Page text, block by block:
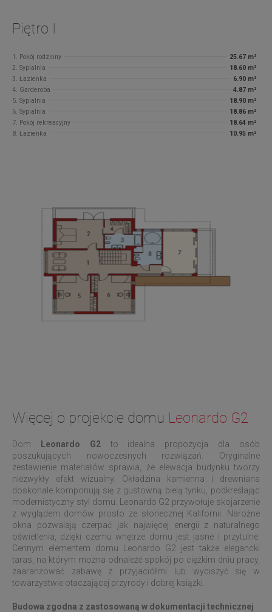
Piętro I
1. Pokój rodzinny
25.67 m²
2. Sypialnia
18.60 m²
3. Łazienka
6.90 m²
4. Garderoba
4.87 m²
5. Sypialnia
18.90 m²
6. Sypialnia
18.86 m²
7. Pokój rekreacyjny
18.64 m²
8. Łazienka
10.95 m²
Więcej o projekcie domu Leonardo G2
Dom Leonardo G2to idealna propozycja dla osób
poszukujących nowoczesnych rozwiązań. Oryginalne
zestawienie materiałów sprawia, że elewacja budynku tworzy
niezwykły efekt wizualny. Okładzina kamienna i drewniana
doskonale komponują się z gustowną bielą tynku, podkreślając
modernistyczny styl domu. Leonardo G2 przywołuje skojarzenie
z wyglądem domów prosto ze słonecznej Kalifornii. Narożne
okna pozwalają czerpać jak najwięcej energii z naturalnego
oświetlenia, dzięki czemu wnętrze domu jest jasne i przytulne.
Cennym elementem domu Leonardo G2 jest także elegancki
taras, na którym można odnaleźć spokój po ciężkim dniu pracy,
zaaranżować zabawę z przyjaciółmi lub wyciszyć się w
towarzystwie otaczającej przyrody i dobrej książki.
Budowa zgodna z zastosowaną w dokumentacji technicznej